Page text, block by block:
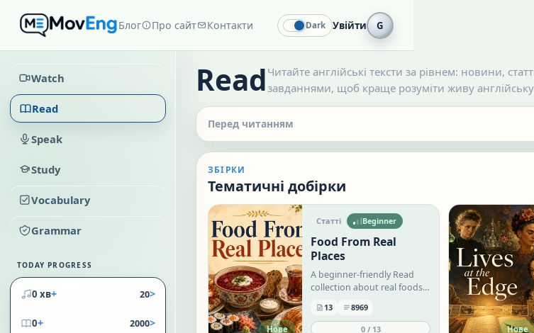
Блог Про сайт Контакти Dark Увійти G
Watch
Read
Speak
Study
Vocabulary
Grammar
TODAY PROGRESS
0 хв+ 20>
0+ 2000>
Read Читайте англійські тексти за рівнем: новини,
завданнями, щоб краще розуміти живу англійську
Перед читанням
ЗБІРКИ
Тематичні добірки
Нове
Статті Beginner
Food From Real
Places
A beginner-friendly Read
collection about real foods,
around the world. Each
lesson uses simple English
13 8969
0/ 13 Нове